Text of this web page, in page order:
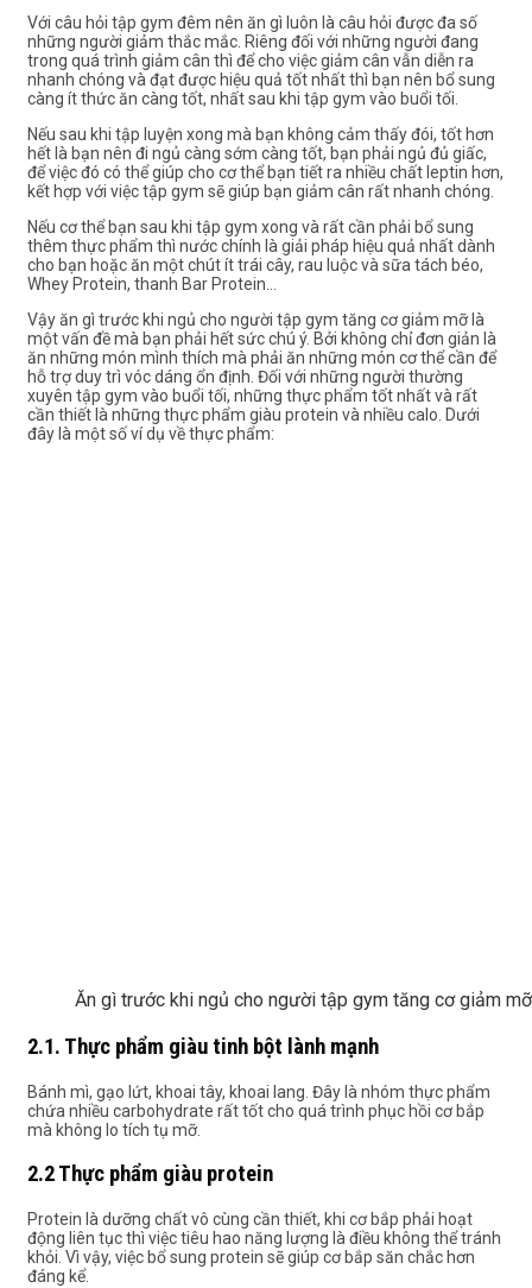
Với câu hỏi tập gym đêm nên ăn gì luôn là câu hỏi được đa số
những người giảm thắc mắc. Riêng đối với những người đang
trong quá trình giảm cân thì để cho việc giảm cân vẫn diễn ra
nhanh chóng và đạt được hiệu quả tốt nhất thì bạn nên bổ sung
càng ít thức ăn càng tốt, nhất sau khi tập gym vào buổi tối.
Nếu sau khi tập luyện xong mà bạn không cảm thấy đói, tốt hơn
hết là bạn nên đi ngủ càng sớm càng tốt, bạn phải ngủ đủ giấc,
để việc đó có thể giúp cho cơ thể bạn tiết ra nhiều chất leptin hơn,
kết hợp với việc tập gym sẽ giúp bạn giảm cân rất nhanh chóng.
Nếu cơ thể bạn sau khi tập gym xong và rất cần phải bổ sung
thêm thực phẩm thì nước chính là giải pháp hiệu quả nhất dành
cho bạn hoặc ăn một chút ít trái cây, rau luộc và sữa tách béo,
Whey Protein, thanh Bar Protein…
Vậy ăn gì trước khi ngủ cho người tập gym tăng cơ giảm mỡlà
một vấn đề mà bạn phải hết sức chú ý. Bởi không chỉ đơn giản là
ăn những món mình thích mà phải ăn những món cơ thể cần để
hỗ trợ duy trì vóc dáng ổn định. Đối với những người thường
xuyên tập gym vào buổi tối, những thực phẩm tốt nhất và rất
cần thiết là những thực phẩm giàu protein và nhiều calo. Dưới
đây là một số ví dụ về thực phẩm:
Ăn gì trước khi ngủ cho người tập gym tăng cơ giảm mỡ
2.1. Thực phẩm giàu tinh bột lành mạnh
Bánh mì, gạo lứt, khoai tây, khoai lang. Đây là nhóm thực phẩm
chứa nhiều carbohydrate rất tốt cho quá trình phục hồi cơ bắp
mà không lo tích tụ mỡ.
2.2 Thực phẩm giàu protein
Protein là dưỡng chất vô cùng cần thiết, khi cơ bắp phải hoạt
động liên tục thì việc tiêu hao năng lượng là điều không thể tránh
khỏi. Vì vậy, việc bổ sung protein sẽ giúp cơ bắp săn chắc hơn
đáng kể.